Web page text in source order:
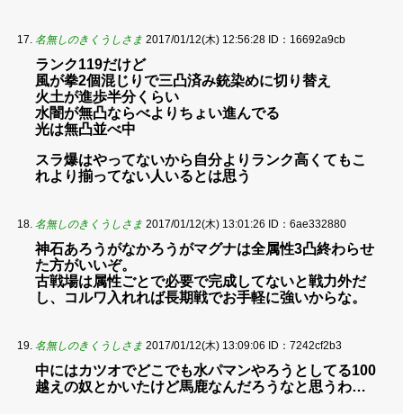
名無しのきくうしさま 2017/01/12(木) 12:56:28 ID：16692a9cb
ランク119だけど
風が拳2個混じりで三凸済み銃染めに切り替え
火土が進歩半分くらい
水闇が無凸ならべよりちょい進んでる
光は無凸並べ中
スラ爆はやってないから自分よりランク高くてもこ
れより揃ってない人いるとは思う
名無しのきくうしさま 2017/01/12(木) 13:01:26 ID：6ae332880
神石あろうがなかろうがマグナは全属性3凸終わらせ
た方がいいぞ。
古戦場は属性ごとで必要で完成してないと戦力外だ
し、コルワ入れれば長期戦でお手軽に強いからな。
名無しのきくうしさま 2017/01/12(木) 13:09:06 ID：7242cf2b3
中にはカツオでどこでも水パマンやろうとしてる100
越えの奴とかいたけど馬鹿なんだろうなと思うわ…